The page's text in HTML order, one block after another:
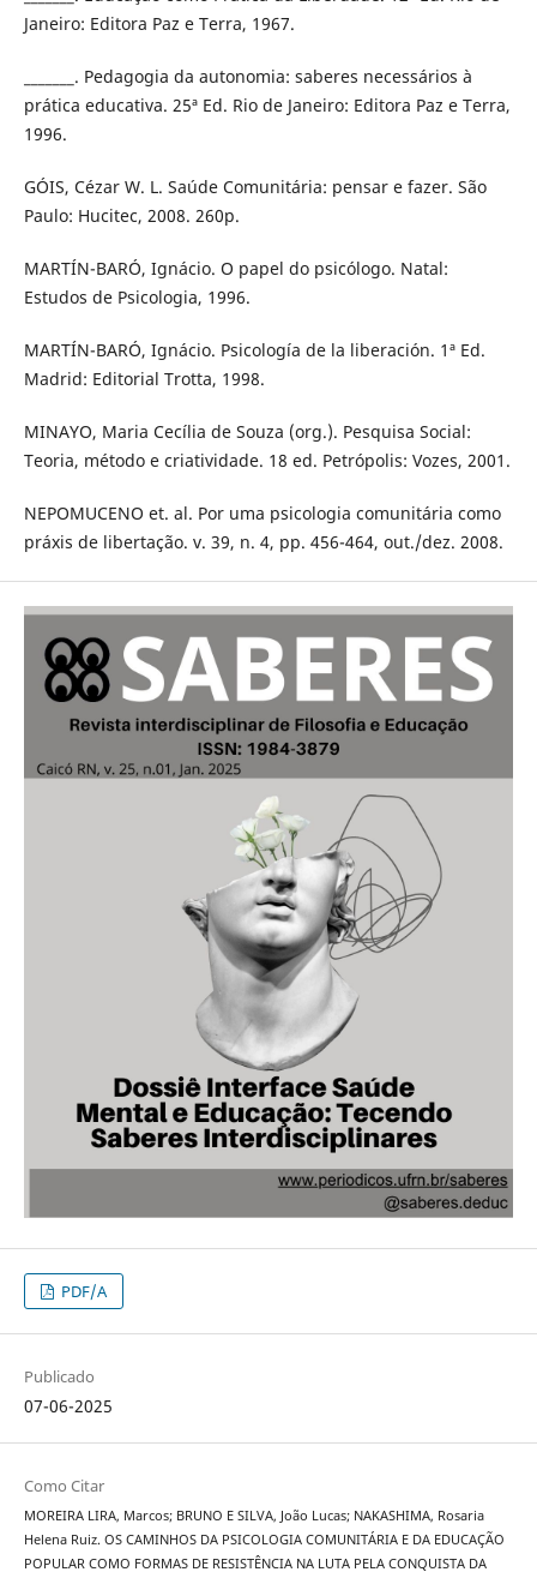
Janeiro: Editora Paz e Terra, 1967.
_______. Pedagogia da autonomia: saberes necessários à
prática educativa. 25ª Ed. Rio de Janeiro: Editora Paz e Terra,
1996.
GÓIS, Cézar W. L. Saúde Comunitária: pensar e fazer. São
Paulo: Hucitec, 2008. 260p.
MARTÍN-BARÓ, Ignácio. O papel do psicólogo. Natal:
Estudos de Psicologia, 1996.
MARTÍN-BARÓ, Ignácio. Psicología de la liberación. 1ª Ed.
Madrid: Editorial Trotta, 1998.
MINAYO, Maria Cecília de Souza (org.). Pesquisa Social:
Teoria, método e criatividade. 18 ed. Petrópolis: Vozes, 2001.
NEPOMUCENO et. al. Por uma psicologia comunitária como
práxis de libertação. v. 39, n. 4, pp. 456-464, out./dez. 2008.
PDF/A
Publicado
07-06-2025
Como Citar
MOREIRA LIRA, Marcos; BRUNO E SILVA, João Lucas; NAKASHIMA, Rosaria
Helena Ruiz. OS CAMINHOS DA PSICOLOGIA COMUNITÁRIA E DA EDUCAÇÃO
POPULAR COMO FORMAS DE RESISTÊNCIA NA LUTA PELA CONQUISTA DA